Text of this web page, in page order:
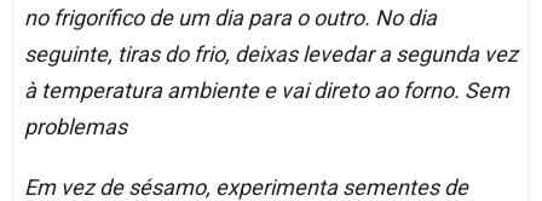
no frigorífico de um dia para o outro. No dia
seguinte, tiras do frio, deixas levedar a segunda vez
à temperatura ambiente e vai direto ao forno. Sem
problemas
Em vez de sésamo, experimenta sementes de